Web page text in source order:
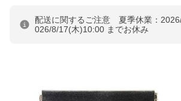
配送に関するご注意 夏季休業：
026/8/17(木)10:00 までお休み